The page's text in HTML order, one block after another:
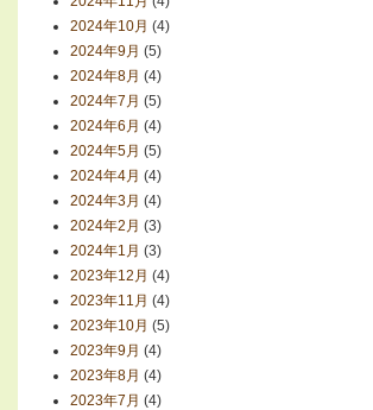
2024年10月 (4)
2024年9月 (5)
2024年8月 (4)
2024年7月 (5)
2024年6月 (4)
2024年5月 (5)
2024年4月 (4)
2024年3月 (4)
2024年2月 (3)
2024年1月 (3)
2023年12月 (4)
2023年11月 (4)
2023年10月 (5)
2023年9月 (4)
2023年8月 (4)
2023年7月 (4)